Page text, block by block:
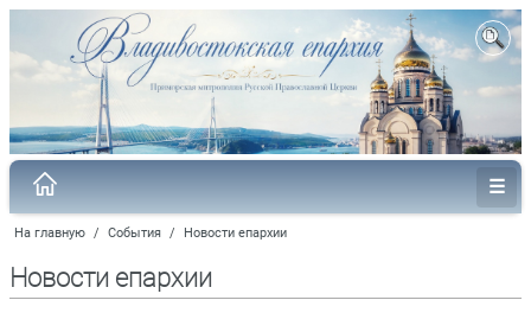
На главную / События / Новости епархии
Новости епархии